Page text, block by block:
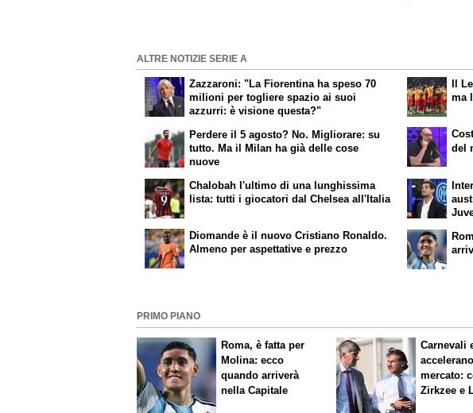
ALTRE NOTIZIE SERIE A
Zazzaroni: "La Fiorentina ha speso 70
milioni per togliere spazio ai suoi
azzurri: è visione questa?"
Perdere il 5 agosto? No. Migliorare: su
tutto. Ma il Milan ha già delle cose
nuove
Il
ma
del
Chalobah l'ultimo di una lunghissima
lista: tutti i giocatori dal Chelsea all'Italia
Diomande è il nuovo Cristiano Ronaldo.
Almeno per aspettative e prezzo
PRIMO PIANO
Roma, è fatta per
Molina: ecco
quando arriverà
nella Capitale
Carnevali
mercato:
Zirkzee e